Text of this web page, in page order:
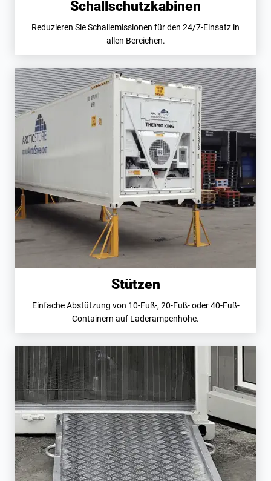
Schallschutzkabinen
Reduzieren Sie Schallemissionen für den 24/7-Einsatz in
allen Bereichen.
Stützen
Einfache Abstützung von 10-Fuß-, 20-Fuß- oder 40-Fuß-
Containern auf Laderampenhöhe.